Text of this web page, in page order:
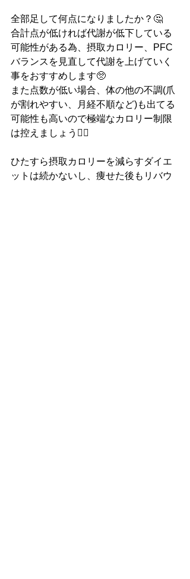
全部足して何点になりましたか？🤔
合計点が低ければ代謝が低下している
可能性がある為、摂取カロリー、PFC
バランスを見直して代謝を上げていく
事をおすすめします🥺
また点数が低い場合、体の他の不調(爪
が割れやすい、月経不順など)も出てる
可能性も高いので極端なカロリー制限
は控えましょう🙅‍♂️
ひたすら摂取カロリーを減らすダイエ
ットは続かないし、痩せた後もリバウ